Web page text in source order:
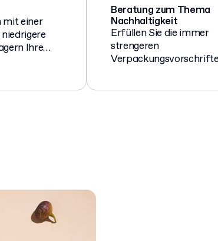
mit einer
Ihre
benötigen.
Beratung zum Thema
Nachhaltigkeit
Erfüllen Sie die immer
strengeren